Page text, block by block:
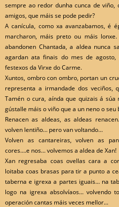
sempre ao redor dunha cunca de viño,
amigos, que máis se pode pedir?
A canícula, como xa avanzabamos, é
marcharon, máis preto ou máis
abandonen Chantada, a aldea nunca
agardan ata finais do mes de
festexos da Virxe do Carme.
Xuntos, ombro con ombro, portan un
representa a irmandade dos veciños,
Tamén o cura, aínda que quizais á súa
gústalle máis o viño que a un neno o seu
Renacen as aldeas, as aldeas
volven lentiño… pero van voltando…
Volven as cantareiras, volven as
cores….e nos… volvemos a aldea de Xan!
Xan regresaba coas ovellas cara a
loitaba coas brasas para tir a punto a
taberna e igrexa a partes iguais… na
logo na igrexa absolvíaos… volvendo
operación cantas máis veces mellor…